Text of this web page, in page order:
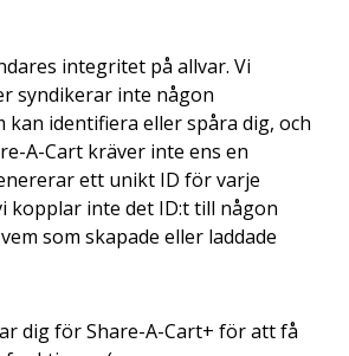
integritet på allvar. Vi
syndikerar inte någon
identifiera eller spåra dig, och
A-Cart kräver inte ens en
ett unikt ID för varje
kopplar inte det ID:t till någon
som skapade eller laddade
dig för Share-A-Cart+ för att få